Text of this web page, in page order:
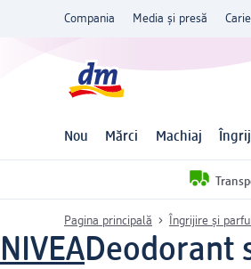
Compania Media și presă
Nou Mărci Machiaj
Pagina principală Îngrijire și
NIVEADeodorant